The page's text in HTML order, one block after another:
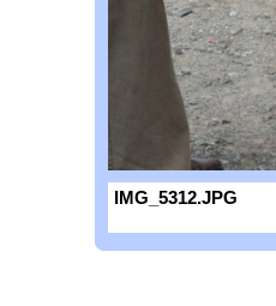
IMG_5312.JPG